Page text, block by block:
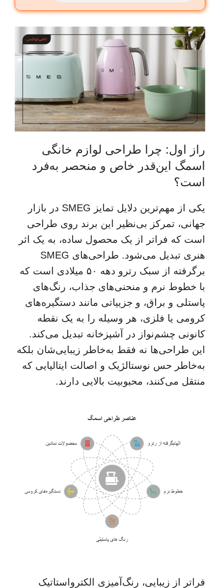
راز اول: چرا طراحی لوازم خانگی
اسمگ این‌قدر خاص و منحصر به‌فرد
است؟
یکی از مهم‌ترین دلایل تمایز SMEG در بازار
جهانی، تمرکز بی‌نظیر این برند روی طراحی
است که فراتر از یک محصول ساده، به یک اثر
هنری تبدیل می‌شود. طراحی‌های SMEG
برگرفته از سبک رترو دهه ۵۰ میلادی است که
با خطوط نرم و منحنی‌های جذاب، رنگ‌های
پاستلی و براق، و جزییاتی مانند دستگیره‌های
کرومی یا فلزی، هر وسیله را به یک نقطه
کانونی چشم‌نواز در آشپزخانه تبدیل می‌کند.
این طراحی‌ها نه فقط به‌خاطر زیبایی‌شان بلکه
به‌خاطر حس نوستالژیک و اصالت ایتالیایی که
منتقل می‌کنند، محبوبیت بالایی دارند.
فراتر از زیبایی، رنگ‌آمیزی الکترواستاتیک